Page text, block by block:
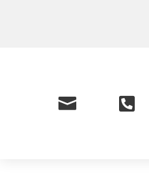

